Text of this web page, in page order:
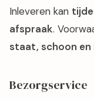
Inleveren kan
afspraak.
staat, schoon en
Bezorgservice